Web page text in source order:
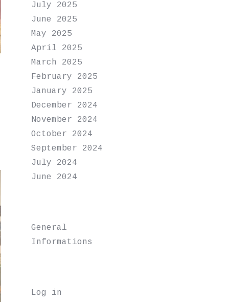
July 2025
June 2025
May 2025
April 2025
March 2025
February 2025
January 2025
December 2024
November 2024
October 2024
September 2024
July 2024
June 2024
General
Informations
Log in